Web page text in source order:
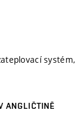
ANGLIČTINĚ